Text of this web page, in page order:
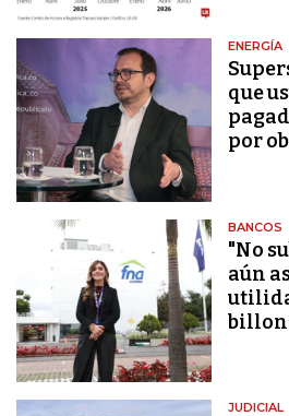
ENERGÍA
que
por
BANCOS
"No
aún
JUDICIAL